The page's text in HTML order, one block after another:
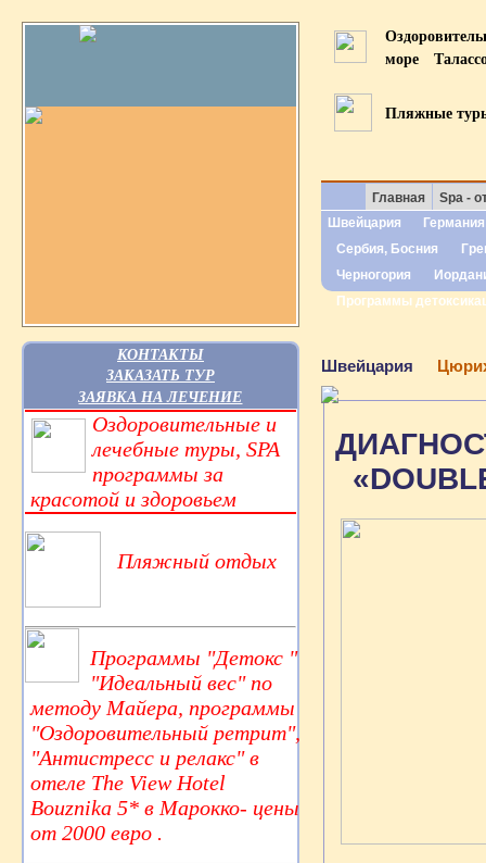
КОНТАКТЫ
ЗАКАЗАТЬ ТУР
ЗАЯВКА НА ЛЕЧЕНИЕ
Оздоровительные и
лечебные туры, SPA
программы за
красотой и здоровьем
Пляжный отдых
Программы "Детокс "
"Идеальный вес" по
методу Майера, программы
"Оздоровительный ретрит",
"Антистресс и релакс" в
отеле The View Hotel
Bouznika 5* в Марокко- цены
от 2000 евро .
море
Пляжные
Главная
Spa -
Швейцария
Германия
Сербия, Босния
Черногория
Программы
Швейцария